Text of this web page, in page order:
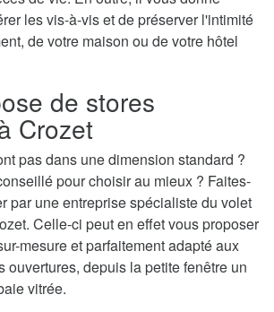
les vis-à-vis et de préserver l'intimité
de votre maison ou de votre hôtel
de stores
Crozet
pas dans une dimension standard ?
pour choisir au mieux ? Faites-
par une entreprise spécialiste du volet
Celle-ci peut en effet vous proposer
mesure et parfaitement adapté aux
ouvertures, depuis la petite fenêtre un
vitrée.